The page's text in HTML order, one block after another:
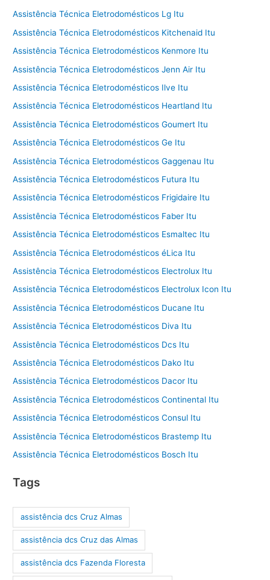
Assistência Técnica Eletrodomésticos Lg Itu
Assistência Técnica Eletrodomésticos Kitchenaid Itu
Assistência Técnica Eletrodomésticos Kenmore Itu
Assistência Técnica Eletrodomésticos Jenn Air Itu
Assistência Técnica Eletrodomésticos Ilve Itu
Assistência Técnica Eletrodomésticos Heartland Itu
Assistência Técnica Eletrodomésticos Goumert Itu
Assistência Técnica Eletrodomésticos Ge Itu
Assistência Técnica Eletrodomésticos Gaggenau Itu
Assistência Técnica Eletrodomésticos Futura Itu
Assistência Técnica Eletrodomésticos Frigidaire Itu
Assistência Técnica Eletrodomésticos Faber Itu
Assistência Técnica Eletrodomésticos Esmaltec Itu
Assistência Técnica Eletrodomésticos éLica Itu
Assistência Técnica Eletrodomésticos Electrolux Itu
Assistência Técnica Eletrodomésticos Electrolux Icon Itu
Assistência Técnica Eletrodomésticos Ducane Itu
Assistência Técnica Eletrodomésticos Diva Itu
Assistência Técnica Eletrodomésticos Dcs Itu
Assistência Técnica Eletrodomésticos Dako Itu
Assistência Técnica Eletrodomésticos Dacor Itu
Assistência Técnica Eletrodomésticos Continental Itu
Assistência Técnica Eletrodomésticos Consul Itu
Assistência Técnica Eletrodomésticos Brastemp Itu
Assistência Técnica Eletrodomésticos Bosch Itu
Tags
assistência dcs Cruz Almas
assistência dcs Cruz das Almas
assistência dcs Fazenda Floresta